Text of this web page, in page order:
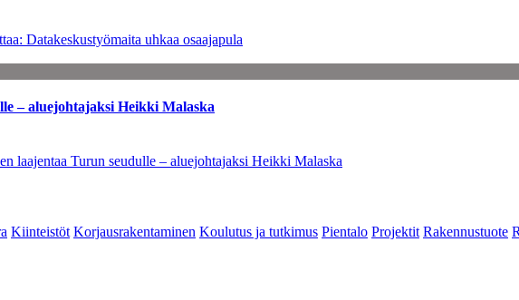
Datakeskustyömaita uhkaa osaajapula
– aluejohtajaksi Heikki Malaska
laajentaa Turun seudulle – aluejohtajaksi Heikki Malaska
Kiinteistöt Korjausrakentaminen Koulutus ja tutkimus Pientalo Projektit Rakennustuote